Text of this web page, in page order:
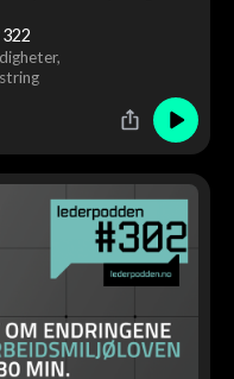
av Tor Åge
322